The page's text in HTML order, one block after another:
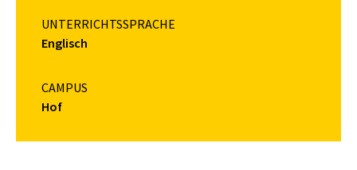
UNTERRICHTSSPRACHE
Englisch
CAMPUS
Hof